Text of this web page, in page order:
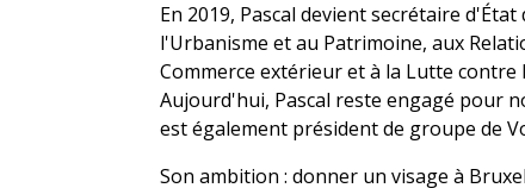
En 2019, Pascal devient secrétaire
l'Urbanisme et au Patrimoine, aux
Commerce extérieur et à la Lutte
Aujourd'hui, Pascal reste engagé pour
est également président de groupe de
Son ambition : donner un visage à